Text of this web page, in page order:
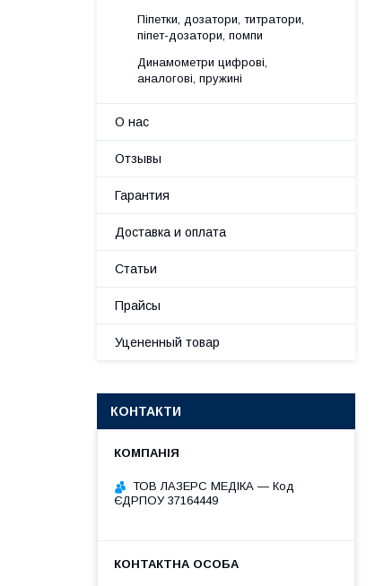
Піпетки, дозатори, титратори,
піпет-дозатори, помпи
Динамометри цифрові,
аналогові, пружині
О нас
Отзывы
Гарантия
Доставка и оплата
Статьи
Прайсы
Уцененный товар
КОНТАКТИ
ТОВ ЛАЗЕРС МЕДІКА — Код
ЄДРПОУ 37164449